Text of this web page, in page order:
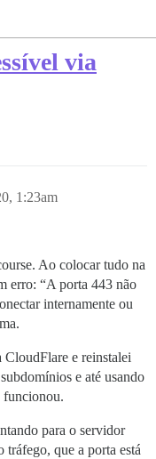
via
1:23am
Ao colocar tudo na
erro: “A porta 443 não
internamente ou
e reinstalei
e até usando
funcionou.
para o servidor
que a porta está